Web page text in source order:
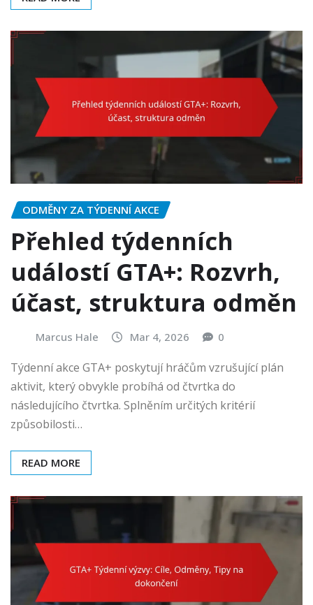
ODMĚNY ZA TÝDENNÍ AKCE
Přehled týdenních
událostí GTA+: Rozvrh,
účast, struktura odměn
Marcus Hale Mar 4, 2026 0
Týdenní akce GTA+ poskytují hráčům vzrušující plán
aktivit, který obvykle probíhá od čtvrtka do
následujícího čtvrtka. Splněním určitých kritérií
způsobilosti…
READ MORE